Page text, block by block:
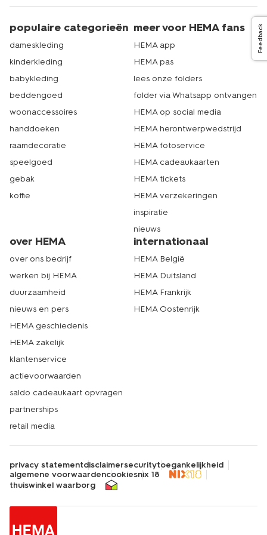
Feedback
populaire categorieën
dameskleding
kinderkleding
babykleding
beddengoed
woonaccessoires
handdoeken
raamdecoratie
speelgoed
gebak
koffie
meer voor HEMA fans
HEMA app
HEMA pas
lees onze folders
folder via Whatsapp ontvangen
HEMA op social media
HEMA herontwerpwedstrijd
HEMA fotoservice
HEMA cadeaukaarten
HEMA tickets
HEMA verzekeringen
inspiratie
nieuws
over HEMA
over ons bedrijf
werken bij HEMA
duurzaamheid
nieuws en pers
HEMA geschiedenis
HEMA zakelijk
klantenservice
actievoorwaarden
saldo cadeaukaart opvragen
partnerships
retail media
internationaal
HEMA België
HEMA Duitsland
HEMA Frankrijk
HEMA Oostenrijk
privacy statementdisclaimersecuritytoegankelijkheid
algemene voorwaardencookiesnix 18
thuiswinkel waarborg